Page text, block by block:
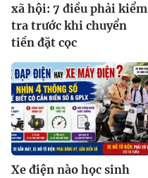
xã hội: 7 điều phải kiểm
tra trước khi chuyển
tiền đặt cọc
Xe điện nào học sinh